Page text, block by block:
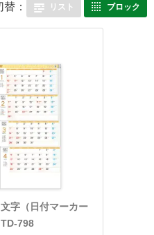
： リスト ブロック
字（日付マーカー
798